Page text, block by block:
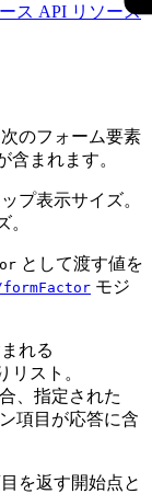
ス API リソース
のフォーム要素
含まれます。
プ表示サイズ。
として渡す値を
モジ
れる
リスト。
、指定された
項目が応答に含
を返す開始点と